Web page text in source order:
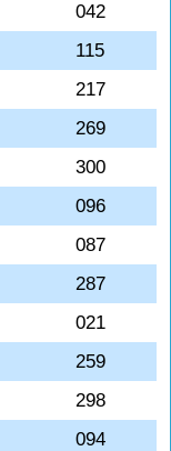
042
115
217
269
300
096
087
287
021
259
298
094